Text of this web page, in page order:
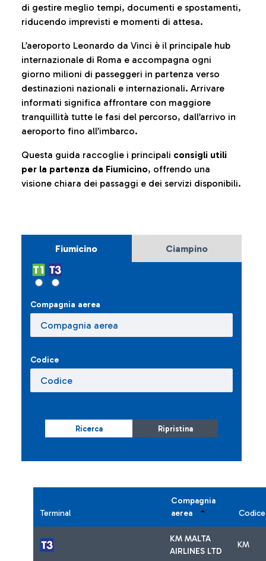
di gestire meglio tempi, documenti e spostamenti,
riducendo imprevisti e momenti di attesa.
L’aeroporto Leonardo da Vinci è il principale hub
internazionale di Roma e accompagna ogni
giorno milioni di passeggeri in partenza verso
destinazioni nazionali e internazionali. Arrivare
informati significa affrontare con maggiore
tranquillità tutte le fasi del percorso, dall’arrivo in
aeroporto fino all’imbarco.
Questa guida raccoglie i principali consigli utili
per la partenza da Fiumicino, offrendo una
visione chiara dei passaggi e dei servizi disponibili.
Fiumicino Ciampino
Compagnia aerea
Codice
Ricerca Ripristina
Terminal
Compagnia
aerea
Codice
KM MALTA
AIRLINES LTD
KM